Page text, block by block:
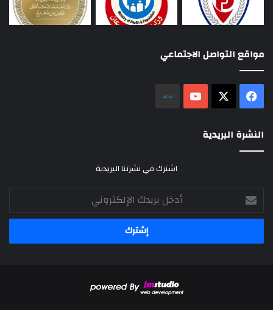
مواقع التواصل الاجتماعي
فيسبوك ‫YouTube
النشرة البريدية
اشترك في نشرتنا البريدية
أدخل
بريدك
الإلكتروني